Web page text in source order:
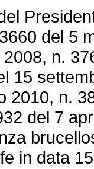
del 5
n.
15
2010, n.
del 7
in data